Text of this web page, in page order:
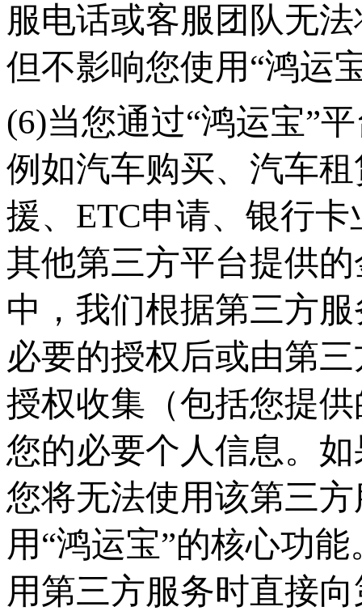
服电话或客服团队无
但不影响您使用“鸿运
(6)当您通过“鸿运宝”
例如汽车购买、汽车
援、ETC申请、银行
其他第三方平台提供
中，我们根据第三方
必要的授权后或由第
授权收集（包括您提
您的必要个人信息。
您将无法使用该第三
用“鸿运宝”的核心功
用第三方服务时直接